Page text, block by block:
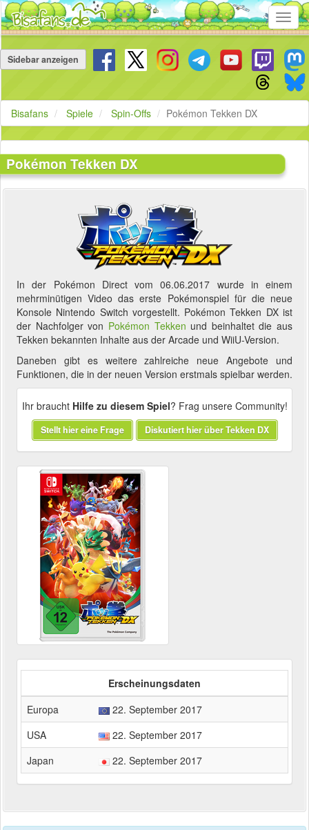
überspringen
Sidebar anzeigen
Bisafans Spiele Spin-Offs Pokémon Tekken DX
Pokémon Tekken DX
In der Pokémon Direct vom 06.06.2017 wurde in einem
mehrminütigen Video das erste Pokémonspiel für die neue
Konsole Nintendo Switch vorgestellt. Pokémon Tekken DX ist
der Nachfolger von Pokémon Tekken und beinhaltet die aus
Tekken bekannten Inhalte aus der Arcade und WiiU-Version.
Daneben gibt es weitere zahlreiche neue Angebote und
Funktionen, die in der neuen Version erstmals spielbar werden.
Ihr braucht Hilfe zu diesem Spiel? Frag unsere Community!
Stellt hier eine Frage Diskutiert hier über Tekken DX
Erscheinungsdaten
Europa
22. September 2017
USA
22. September 2017
Japan
22. September 2017